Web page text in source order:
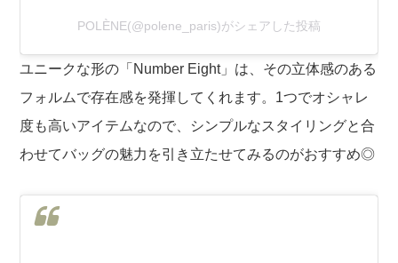
POLÈNE(@polene_paris)がシェアした投稿
ユニークな形の「Number Eight」は、その立体感のある
フォルムで存在感を発揮してくれます。1つでオシャレ
度も高いアイテムなので、シンプルなスタイリングと合
わせてバッグの魅力を引き立たせてみるのがおすすめ◎